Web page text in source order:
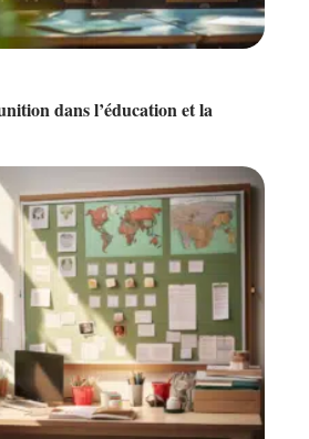
dans l’éducation et la